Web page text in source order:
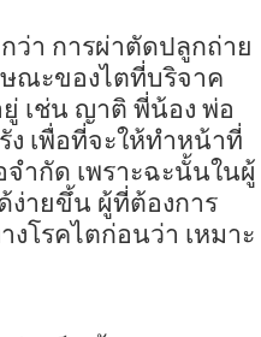
ว่า การผ่าตัดปลูกถ่าย
ณะของไตที่บริจาค
เช่น ญาติ พี่น้อง พ่อ
ง เพื่อที่จะให้ทำหน้าที่
ำกัด เพราะฉะนั้นในผู้
ง่ายขึ้น ผู้ที่ต้องการ
โรคไตก่อนว่า เหมาะ